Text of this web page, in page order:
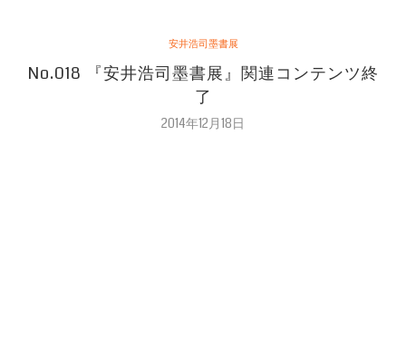
安井浩司墨書展
No.018 『安井浩司墨書展』関連コンテンツ終
了
2014年12月18日